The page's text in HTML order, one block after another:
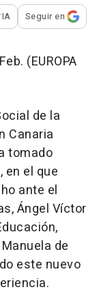
para
IA Seguir en
(EUROPA
de la
Canaria
tomado
en el que
ante el
Ángel Víctor
de
este nuevo